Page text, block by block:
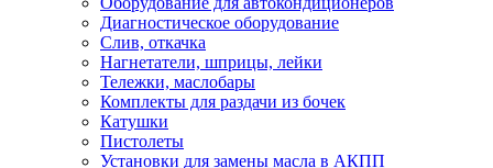
Диагностическое оборудование
Слив, откачка
Нагнетатели, шприцы, лейки
Тележки, маслобары
Комплекты для раздачи из бочек
Катушки
Пистолеты
Установки для замены масла в АКПП